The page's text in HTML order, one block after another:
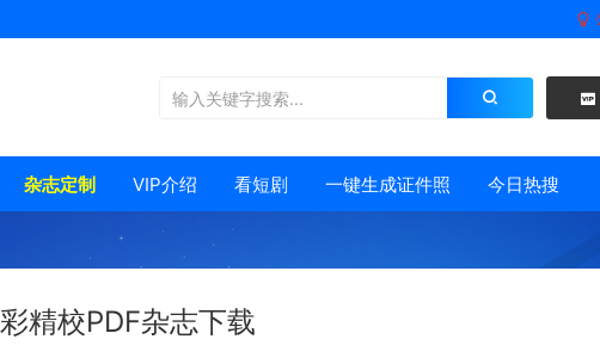
杂志定制 VIP介绍 看短剧 一键生成证件照 今日热搜
精校PDF杂志下载